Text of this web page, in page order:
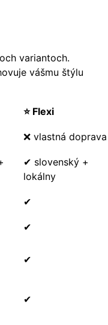
variantoch.
vášmu štýlu
⭐ Flexi
❌ vlastná doprava
✔ slovenský +
lokálny
✔
✔
✔
✔